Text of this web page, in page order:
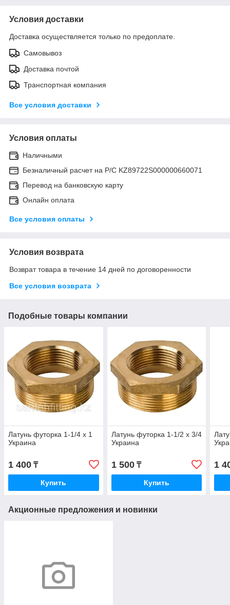
Условия доставки
Доставка осуществляется только по предоплате.
Самовывоз
Доставка почтой
Транспортная компания
Все условия доставки
Условия оплаты
Наличными
Безналичный расчет на Р/С KZ89722S000000660071
Перевод на банковскую карту
Онлайн оплата
Все условия оплаты
Условия возврата
Возврат товара в течение 14 дней по договоренности
Все условия возврата
Подобные товары компании
Латунь футорка 1-1/4 х 1
Украина
1 400 ₸
Купить
Латунь футорка 1-1/2 х 3/4
Украина
1 500₸
Купить
1
Акционные предложения и новинки